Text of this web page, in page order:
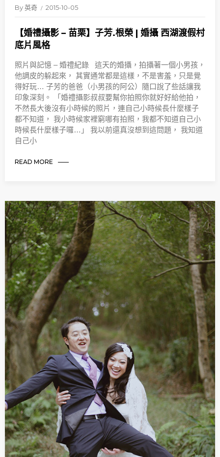
By英奇 2015-10-05
【婚禮攝影 – 苗栗】子芳.根榮 | 婚攝 西湖渡假村
底片風格
照片與記憶 – 婚禮紀錄 這天的婚攝，拍攝著一個小男孩，
他調皮的躲起來， 其實通常都是這樣，不是害羞，只是覺
得好玩… 子芳的爸爸（小男孩的阿公）隨口說了些話讓我
印象深刻。 「婚禮攝影叔叔要幫你拍照你就好好給他拍，
不然長大後沒有小時候的照片，連自己小時候長什麼樣子
都不知道， 我小時候家裡窮哪有拍照，我都不知道自己小
時候長什麼樣子囉…」 我以前還真沒想到這問題， 我知道
自己小
READ MORE